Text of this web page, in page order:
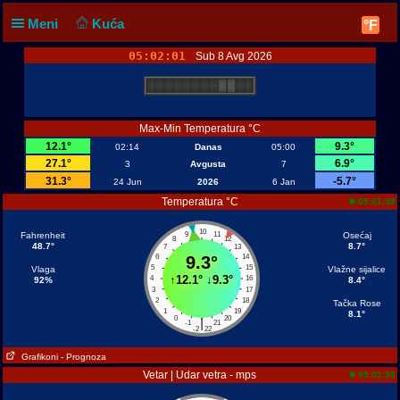
Meni Kuća °F
05:02:01 Sub 8 Avg 2026
Max-Min Temperatura °C
12.1°
02:14 Danas 05:00
9.3°
27.1°
3 Avgusta 7
6.9°
31.3°
24 Jun 2026 6 Jan
-5.7°
Temperatura °C
05:01:38
Fahrenheit
48.7°
Vlaga
92%
10
9 11
8
12
7
13
6
14
5
15
4
16
3
17
2
18
1
19
0
20
-1 21
|
-2 22
9.3°
↑12.1° ↓9.3°
Osećaj
8.7°
Vlažne sijalice
8.4°
Tačka Rose
8.1°
Grafikoni - Prognoza
Vetar | Udar vetra - mps 05:01:38